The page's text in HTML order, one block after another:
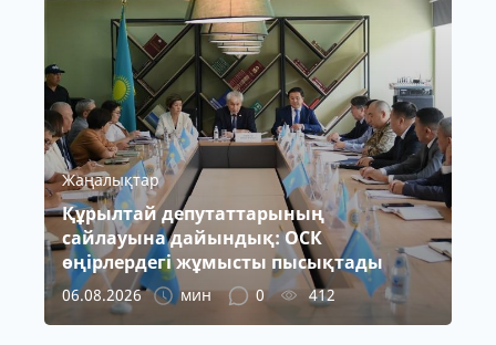
Жаңалықтар
Құрылтай депутаттарының
сайлауына дайындық: ОСК
өңірлердегі жұмысты пысықтады
06.08.2026 мин 0 412